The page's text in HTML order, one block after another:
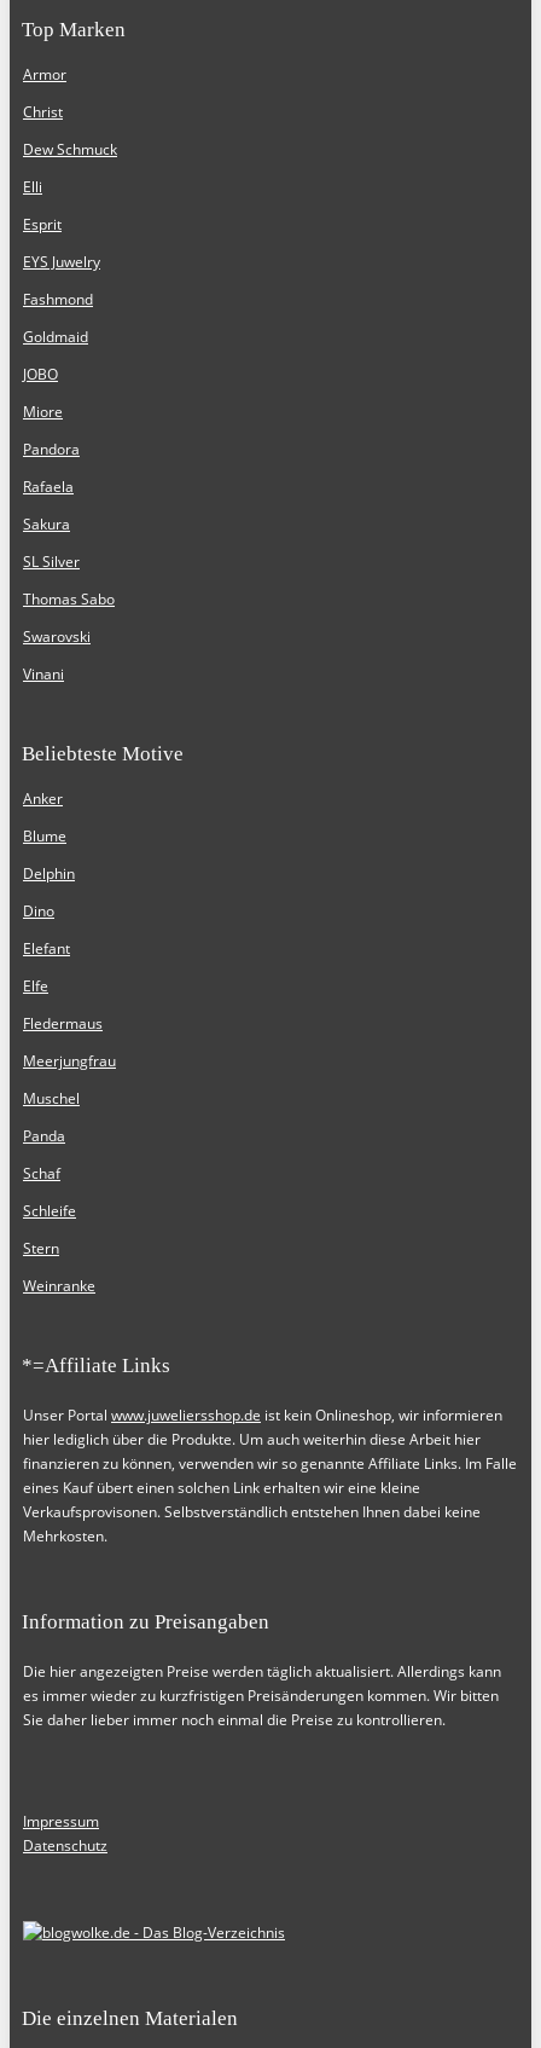
Top Marken
Armor
Christ
Dew Schmuck
Elli
Esprit
EYS Juwelry
Fashmond
Goldmaid
JOBO
Miore
Pandora
Rafaela
Sakura
SL Silver
Thomas Sabo
Swarovski
Vinani
Beliebteste Motive
Anker
Blume
Delphin
Dino
Elefant
Elfe
Fledermaus
Meerjungfrau
Muschel
Panda
Schaf
Schleife
Stern
Weinranke
*=Affiliate Links
Unser Portal www.juweliersshop.de ist kein Onlineshop, wir informieren
hier lediglich über die Produkte. Um auch weiterhin diese Arbeit hier
finanzieren zu können, verwenden wir so genannte Affiliate Links. Im Falle
eines Kauf übert einen solchen Link erhalten wir eine kleine
Verkaufsprovisonen. Selbstverständlich entstehen Ihnen dabei keine
Mehrkosten.
Information zu Preisangaben
Die hier angezeigten Preise werden täglich aktualisiert. Allerdings kann
es immer wieder zu kurzfristigen Preisänderungen kommen. Wir bitten
Sie daher lieber immer noch einmal die Preise zu kontrollieren.
Impressum
Datenschutz
Die einzelnen Materialen